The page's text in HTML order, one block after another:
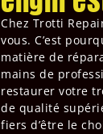
Chez Trotti
vous. C’est
matière de
mains de
restaurer votre
de qualité
fiers d’être le